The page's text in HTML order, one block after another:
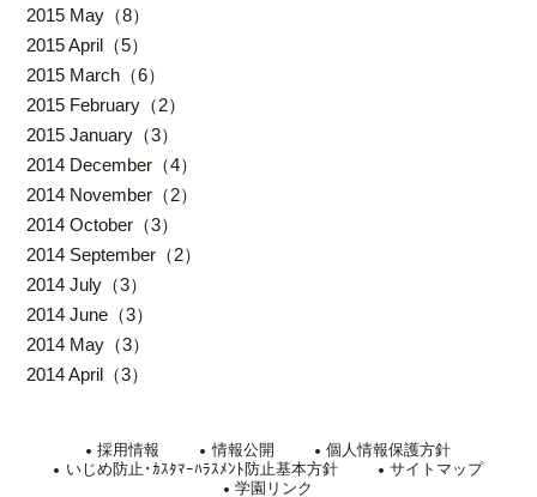
2015 May（8）
2015 April（5）
2015 March（6）
2015 February（2）
2015 January（3）
2014 December（4）
2014 November（2）
2014 October（3）
2014 September（2）
2014 July（3）
2014 June（3）
2014 May（3）
2014 April（3）
採用情報 情報公開
個人情報保護方針
いじめ防止･ｶｽﾀﾏｰﾊﾗｽﾒﾝﾄ防止基本方針
サイトマップ
学園リンク